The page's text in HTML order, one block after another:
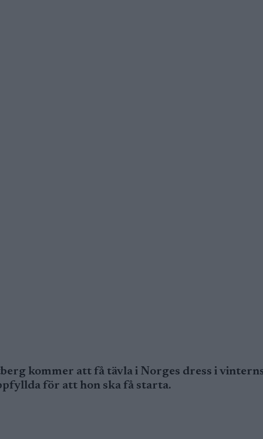
kommer att få tävla i Norges dress i
för att hon ska få starta.